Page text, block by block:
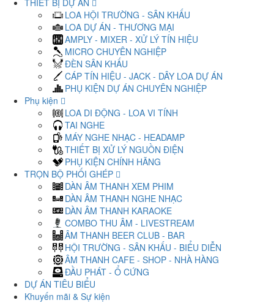
THIẾT BỊ DỰ ÁN
LOA HỘI TRƯỜNG - SÂN KHẤU
LOA DỰ ÁN - THƯƠNG MẠI
AMPLY - MIXER - XỬ LÝ TÍN HIỆU
MICRO CHUYÊN NGHIỆP
ĐÈN SÂN KHẤU
CÁP TÍN HIỆU - JACK - DÂY LOA DỰ ÁN
PHỤ KIỆN DỰ ÁN CHUYÊN NGHIỆP
Phụ kiện
LOA DI ĐỘNG - LOA VI TÍNH
TAI NGHE
MÁY NGHE NHẠC - HEADAMP
THIẾT BỊ XỬ LÝ NGUỒN ĐIỆN
PHỤ KIỆN CHÍNH HÃNG
TRỌN BỘ PHỐI GHÉP
DÀN ÂM THANH XEM PHIM
DÀN ÂM THANH NGHE NHẠC
DÀN ÂM THANH KARAOKE
COMBO THU ÂM - LIVESTREAM
ÂM THANH BEER CLUB - BAR
HỘI TRƯỜNG - SÂN KHẤU - BIỂU DIỄN
ÂM THANH CAFE - SHOP - NHÀ HÀNG
ĐẦU PHÁT - Ổ CỨNG
DỰ ÁN TIÊU BIỂU
Khuyến mãi & Sự kiện